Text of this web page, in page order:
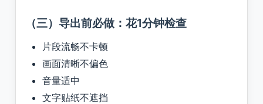
（三）导出前必做：花1分钟检查
片段流畅不卡顿
画面清晰不偏色
音量适中
文字贴纸不遮挡